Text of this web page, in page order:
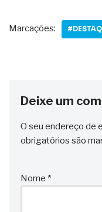
Marcações:
Deixe um
O seu endereço de
obrigatórios são
Nome *